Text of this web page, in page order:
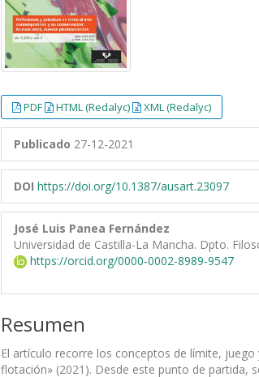
PDF HTML (Redalyc) XML (Redalyc)
Publicado 27-12-2021
DOI https://doi.org/10.1387/ausart.23097
José Luis Panea Fernández
Universidad de Castilla-La Mancha. Dpto.
https://orcid.org/0000-0002-8989-9547
Resumen
El artículo recorre los conceptos de límite,
flotación» (2021). Desde este punto de partida,